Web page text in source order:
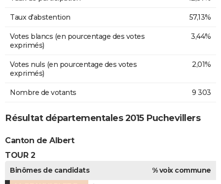
Taux d'abstention 57,13%
Votes blancs (en pourcentage des votes
exprimés)
3,44%
Votes nuls (en pourcentage des votes
exprimés)
2,01%
Nombre de votants 9 303
Résultat départementales 2015 Puchevillers
Canton de Albert
TOUR 2
Binômes de candidats
% voix commune